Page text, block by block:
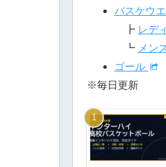
バスケウ
┣ レデ
┗ メン
ゴール
※毎日更新